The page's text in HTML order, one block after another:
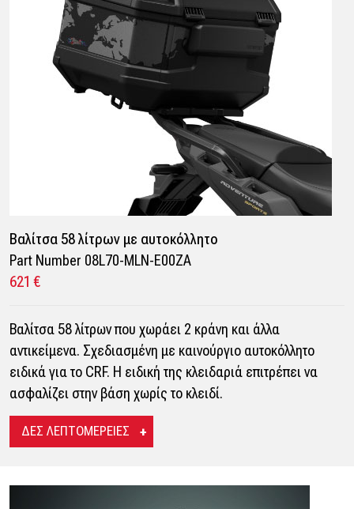
Βαλίτσα 58 λίτρων με αυτοκόλλητο
Part Number 08L70-MLN-E00ZA
621 €
Βαλίτσα 58 λίτρων που χωράει 2 κράνη και άλλα
αντικείμενα. Σχεδιασμένη με καινούργιο αυτοκόλλητο
ειδικά για το CRF. Η ειδική της κλειδαριά επιτρέπει να
ασφαλίζει στην βάση χωρίς το κλειδί.
ΔΕΣ ΛΕΠΤΟΜΕΡΕΙΕΣ